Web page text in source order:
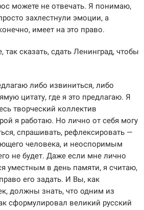
можете не отвечать. Я понимаю,
захлестнули эмоции, а
имеет на это право.
так сказать, сдать Ленинград, чтобы
либо извиниться, либо
цитату, где я это предлагаю. Я
творческий коллектив
я работаю. Но лично от себя могу
спрашивать, рефлексировать —
человека, и неоспоримым
не будет. Даже если мне лично
уместным в день памяти, я считаю,
его задать. И Вы, как
должны знать, что одним из
сформулировал великий русский